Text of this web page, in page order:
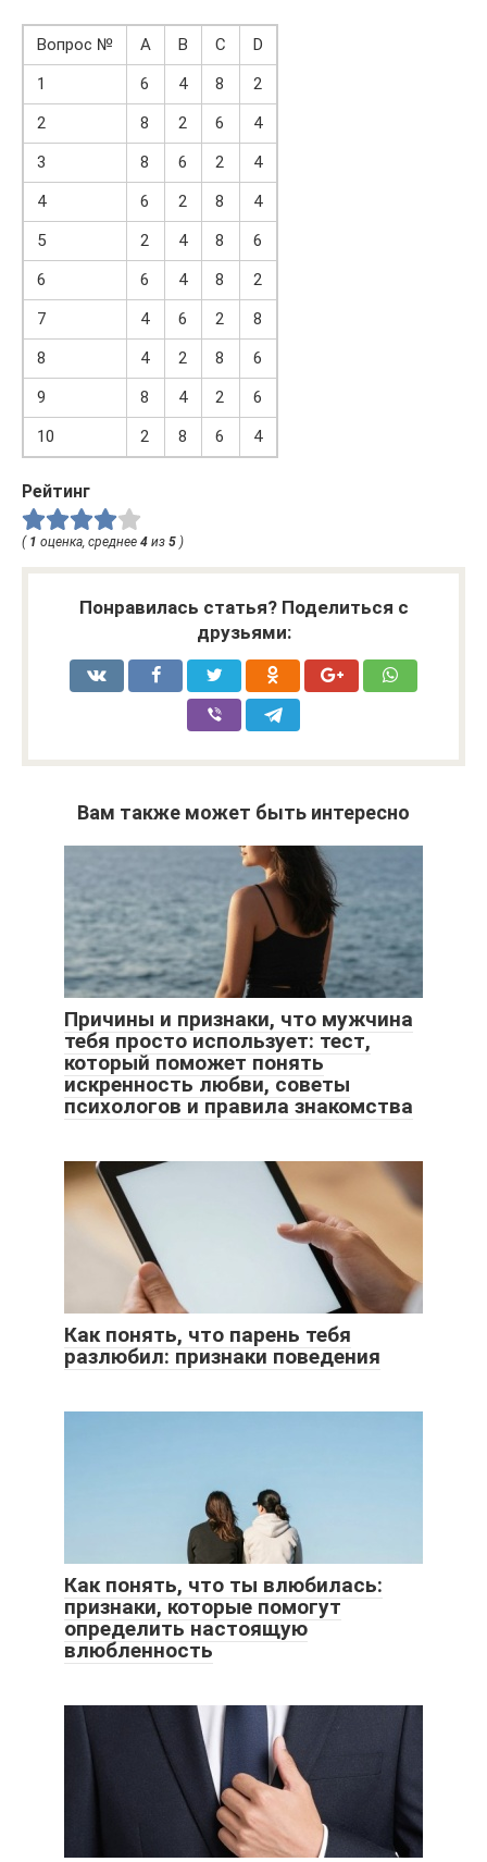
Вопрос № A B C
D
1
6 4 8
2
2
8 2 6
4
3
8 6 2
4
4
6 2 8
4
5
2 4 8
6
6
6 4 8
2
7
4 6 2
8
8
4 2 8
6
9
8 4 2
6
10
2 8 6 4
Рейтинг
( 1 оценка, среднее 4 из 5 )
Понравилась статья? Поделиться с
друзьями:
Вам также может быть интересно
Причины и признаки, что мужчина
тебя просто использует: тест,
который поможет понять
искренность любви, советы
психологов и правила знакомства
Как понять, что парень тебя
разлюбил: признаки поведения
Как понять, что ты влюбилась:
признаки, которые помогут
определить настоящую
влюбленность